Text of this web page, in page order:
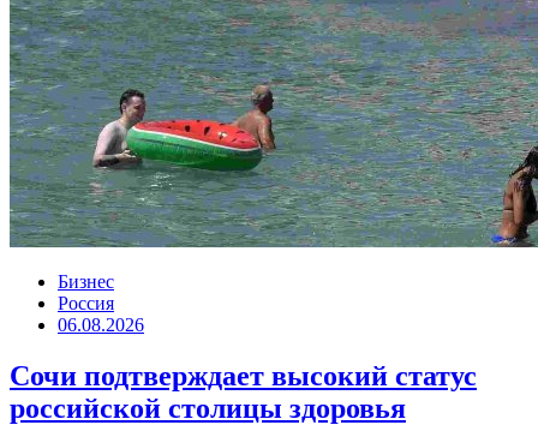
Бизнес
Россия
06.08.2026
Сочи подтверждает высокий статус
российской столицы здоровья